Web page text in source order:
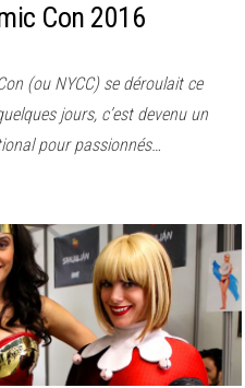
Con 2016
(ou NYCC) se déroulait ce
jours, c’est devenu un
pour passionnés…